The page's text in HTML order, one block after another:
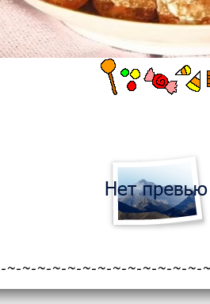
~-~-~-~-~-~-~-~-~-~-~-~-